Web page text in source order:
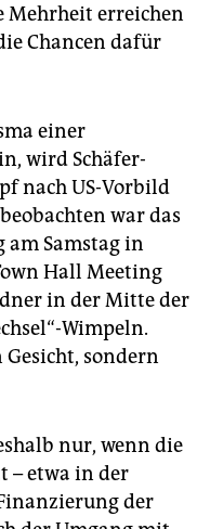
Mehrheit erreichen
Chancen dafür
einer
wird Schäfer-
nach US-Vorbild
war das
am Samstag in
Hall Meeting
in der Mitte der
Wimpeln.
sondern
nur, wenn die
– etwa in der
der